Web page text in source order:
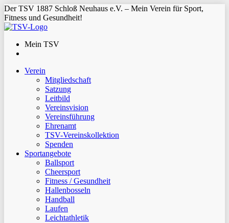
Der TSV 1887 Schloß Neuhaus e.V. – Mein Verein für Sport,
Fitness und Gesundheit!
Mein TSV
Verein
Mitgliedschaft
Satzung
Leitbild
Vereinsvision
Vereinsführung
Ehrenamt
TSV-Vereinskollektion
Spenden
Sportangebote
Ballsport
Cheersport
Fitness / Gesundheit
Hallenbosseln
Handball
Laufen
Leichtathletik